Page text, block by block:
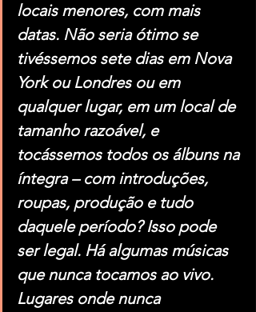
locais menores, com mais
datas. Não seria ótimo se
tivéssemos sete dias em Nova
York ou Londres ou em
qualquer lugar, em um local de
tamanho razoável, e
tocássemos todos os álbuns na
íntegra – com introduções,
roupas, produção e tudo
daquele período? Isso pode
ser legal. Há algumas músicas
que nunca tocamos ao vivo.
Lugares onde nunca